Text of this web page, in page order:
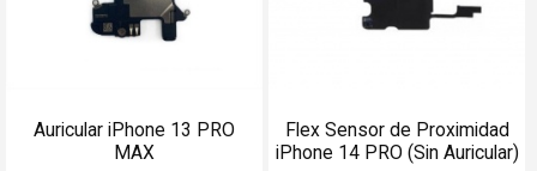
Auricular iPhone 13 PRO
MAX
Flex Sensor de Proximidad
iPhone 14 PRO (Sin Auricular)